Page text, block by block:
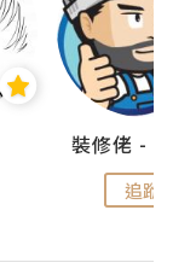
追蹤